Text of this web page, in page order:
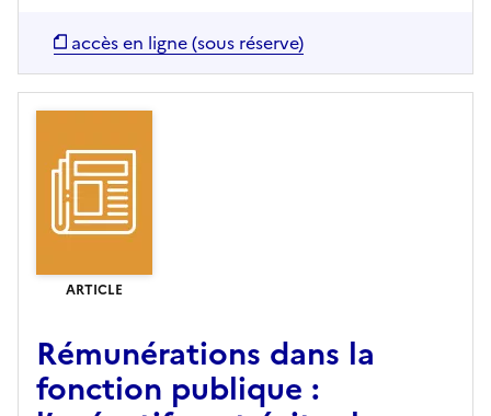
accès en ligne (sous réserve)
ARTICLE
Rémunérations dans la
fonction publique :